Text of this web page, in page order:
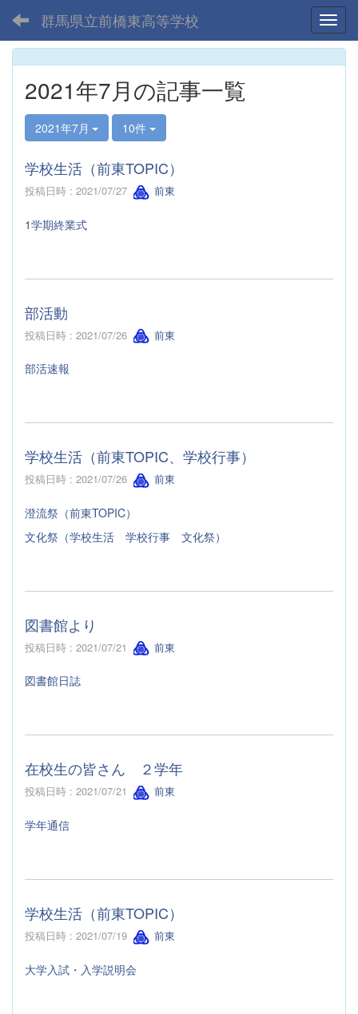
群馬県立前橋東高等学校
2021年7月の記事一覧
2021年7月 10件
学校生活（前東TOPIC）
投稿日時 : 2021/07/27 前東
1学期終業式
部活動
投稿日時 : 2021/07/26 前東
部活速報
学校生活（前東TOPIC、学校行事）
投稿日時 : 2021/07/26 前東
澄流祭（前東TOPIC）
文化祭（学校生活 学校行事 文化祭）
図書館より
投稿日時 : 2021/07/21 前東
図書館日誌
在校生の皆さん ２学年
投稿日時 : 2021/07/21 前東
学年通信
学校生活（前東TOPIC）
投稿日時 : 2021/07/19 前東
大学入試・入学説明会